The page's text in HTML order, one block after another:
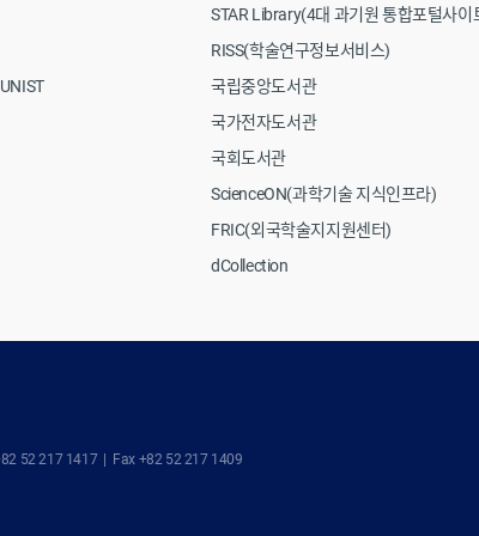
STAR Library(4대 과기원 통합포털사이
RISS(학술연구정보서비스)
국립중앙도서관
국가전자도서관
국회도서관
ScienceON(과학기술 지식인프라)
FRIC(외국학술지지원센터)
dCollection
52 217 1417 | Fax +82 52 217 1409